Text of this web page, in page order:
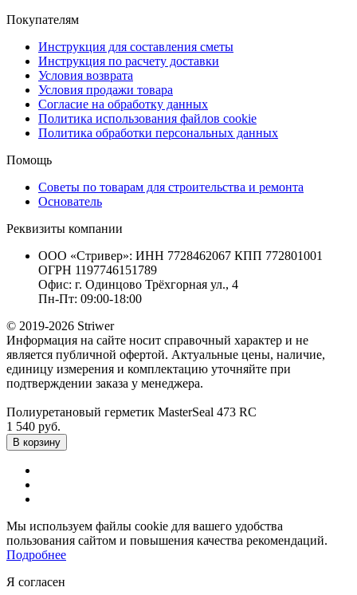
Покупателям
Инструкция для составления сметы
Инструкция по расчету доставки
Условия возврата
Условия продажи товара
Согласие на обработку данных
Политика использования файлов cookie
Политика обработки персональных данных
Помощь
Советы по товарам для строительства и ремонта
Основатель
Реквизиты компании
ООО «Стривер»: ИНН 7728462067 КПП 772801001
ОГРН 1197746151789
Офис: г. Одинцово Трёхгорная ул., 4
Пн-Пт: 09:00-18:00
© 2019-2026 Striwer
Информация на сайте носит справочный характер и не
является публичной офертой. Актуальные цены, наличие,
единицу измерения и комплектацию уточняйте при
подтверждении заказа у менеджера.
Полиуретановый герметик MasterSeal 473 RC
1 540 руб.
В корзину
Мы используем файлы cookie для вашего удобства
пользования сайтом и повышения качества рекомендаций.
Подробнее
Я согласен